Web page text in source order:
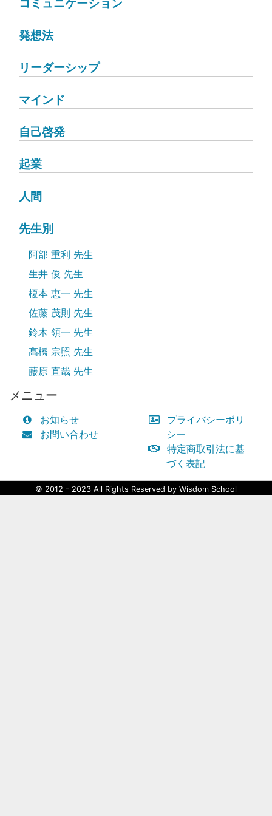
コミュニケーション
発想法
リーダーシップ
マインド
自己啓発
起業
人間
先生別
阿部 重利 先生
生井 俊 先生
榎本 恵一 先生
佐藤 茂則 先生
鈴木 領一 先生
髙橋 宗照 先生
藤原 直哉 先生
メニュー
お知らせ
お問い合わせ
プライバシーポリ
シー
特定商取引法に基
づく表記
© 2012 - 2023 All Rights Reserved by Wisdom School